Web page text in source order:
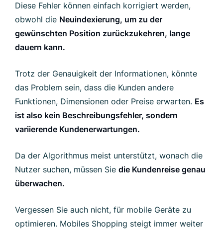
Diese Fehler können einfach korrigiert werden,
obwohl die Neuindexierung, um zu der
gewünschten Position zurückzukehren, lange
dauern kann.
Trotz der Genauigkeit der Informationen, könnte
das Problem sein, dass die Kunden andere
Funktionen, Dimensionen oder Preise erwarten. Es
ist also kein Beschreibungsfehler, sondern
variierende Kundenerwartungen.
Da der Algorithmus meist unterstützt, wonach die
Nutzer suchen, müssen Sie die Kundenreise genau
überwachen.
Vergessen Sie auch nicht, für mobile Geräte zu
optimieren. Mobiles Shopping steigt immer weiter